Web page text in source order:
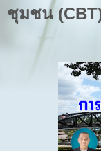
ชุมชน